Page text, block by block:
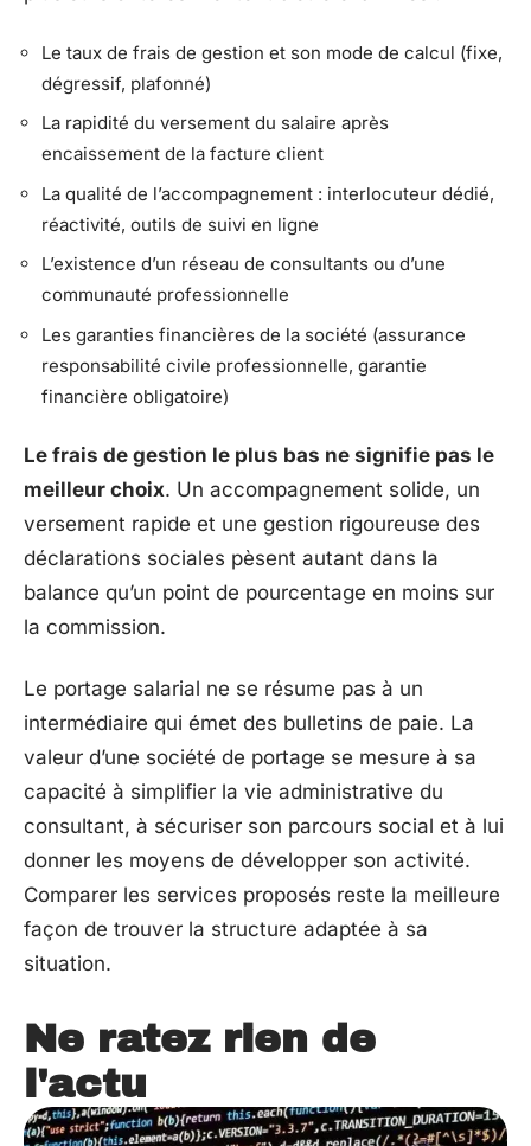
Le taux de frais de gestion et son mode de calcul (fixe,
dégressif, plafonné)
La rapidité du versement du salaire après
encaissement de la facture client
La qualité de l’accompagnement : interlocuteur dédié,
réactivité, outils de suivi en ligne
L’existence d’un réseau de consultants ou d’une
communauté professionnelle
Les garanties financières de la société (assurance
responsabilité civile professionnelle, garantie
financière obligatoire)
Le frais de gestion le plus bas ne signifie pas le
meilleur choix. Un accompagnement solide, un
versement rapide et une gestion rigoureuse des
déclarations sociales pèsent autant dans la
balance qu’un point de pourcentage en moins sur
la commission.
Le portage salarial ne se résume pas à un
intermédiaire qui émet des bulletins de paie. La
valeur d’une société de portage se mesure à sa
capacité à simplifier la vie administrative du
consultant, à sécuriser son parcours social et à lui
donner les moyens de développer son activité.
Comparer les services proposés reste la meilleure
façon de trouver la structure adaptée à sa
situation.
Ne ratez rien de
l'actu